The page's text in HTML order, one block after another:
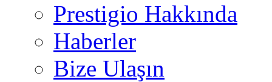
Prestigio Hakkında
Haberler
Bize Ulaşın